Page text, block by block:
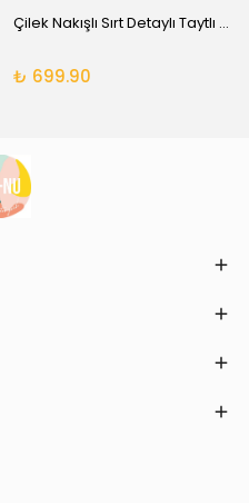
Çilek Nakışlı Sırt Detaylı Taytlı Takım
₺ 699.90